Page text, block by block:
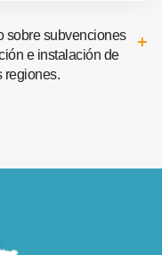
sobre subvenciones
e instalación de
regiones.